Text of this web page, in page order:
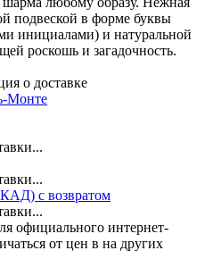
подвеской в форме буквы
инициалами) и натуральной
роскошь и загадочность.
о доставке
Монте
с возвратом
официального интернет-
от цен в на других